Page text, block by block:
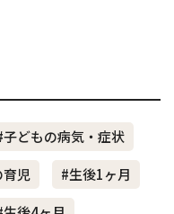
子どもの病気・症状
児
#生後1ヶ月